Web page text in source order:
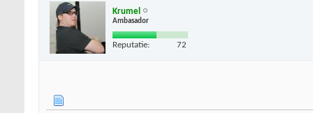
Krumel
Ambasador
Reputatie: 72